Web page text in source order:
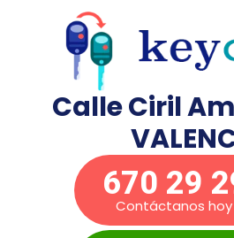
Calle Ciril
670 29
Contáctanos